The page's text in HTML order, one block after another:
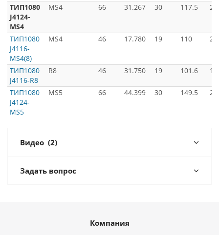
ТИП1080
J4124-
MS4
MS4 66 31.267 30 117.5
ТИП1080
J4116-
MS4(8)
MS4 46 17.780 19 110
ТИП1080
J4116-R8
R8 46 31.750 19 101.6
ТИП1080
J4124-
MS5
MS5 66 44.399 30 149.5
Видео (2)
Задать вопрос
Компания